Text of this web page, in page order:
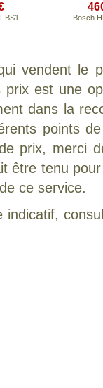
Bosch
vendent le
est une
dans la
points
prix, merci
être tenu
ce service.